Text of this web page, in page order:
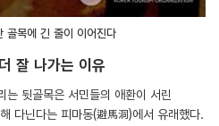
골목에 긴 줄이 이어진다
잘 나가는 이유
는 뒷골목은 서민들의 애환이 서린
다닌다는 피마동(避馬洞)에서 유래했다.